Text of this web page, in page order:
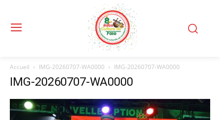
Accueil IMG-20260707-WA0000 IMG-20260707-WA0000
IMG-20260707-WA0000